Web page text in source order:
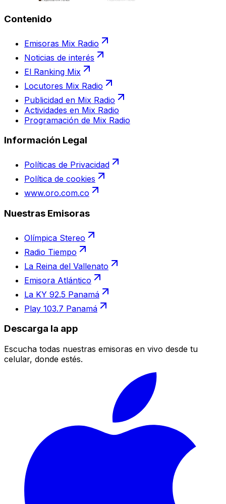
Contenido
Emisoras Mix Radio
Noticias de interés
El Ranking Mix
Locutores Mix Radio
Publicidad en Mix Radio
Actividades en Mix Radio
Programación de Mix Radio
Información Legal
Políticas de Privacidad
Política de cookies
www.oro.com.co
Nuestras Emisoras
Olímpica Stereo
Radio Tiempo
La Reina del Vallenato
Emisora Atlántico
La KY 92.5 Panamá
Play 103.7 Panamá
Descarga la app
Escucha todas nuestras emisoras en vivo desde tu
celular, donde estés.